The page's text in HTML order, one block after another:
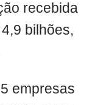
recebida
bilhões,
empresas